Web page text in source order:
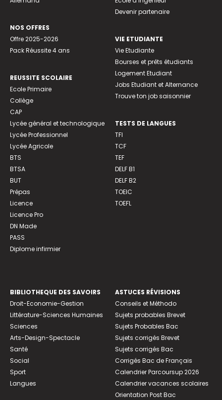
NOS OFFRES
Offre 2025-2026
Pack Réussite 4 ans
REUSSITE SCOLAIRE
Ecole Primaire
Collège
CAP
Lycée général et technologique
Lycée Professionnel
Lycée Agricole
BTS
BTSA
BUT
Prépas
Licence
Licence Pro
DN Made
PASS
Diplome infirmier
Devenir partenaire
VIE ETUDIANTE
Vie Etudiante
Bourses et prêts étudiants
Logement Etudiant
Jobs Etudiant et Alternance
Trouve ton job saisonnier
TESTS DE LANGUES
TFI
TCF
TEF
DELF B1
DELF B2
TOEIC
TOEFL
BIBLIOTHEQUE DES SAVOIRS
Droit-Economie-Gestion
Littérature-Sciences Humaines
Sciences
Arts-Design-Spectacle
Santé
Social
Sport
Langues
ASTUCES RÉVISIONS
Conseils et Méthodo
Sujets probables Brevet
Sujets Probables Bac
Sujets corrigés Brevet
Sujets corrigés Bac
Corrigés Bac de Français
Calendrier Parcoursup 2026
Calendrier vacances scolaires
Orientation Post Bac